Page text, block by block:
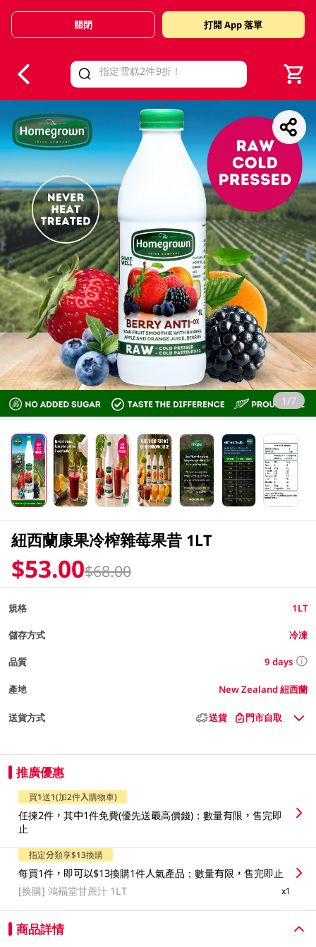
Valid Until 30 June 2026
關閉 打開 App 落單
1/7
紐西蘭康果冷榨雜莓果昔 1LT
$53.00$68.00
規格 1LT
儲存方式 冷凍
品質 9 days
產地 New Zealand 紐西蘭
送貨方式 送貨 門市自取
推廣優惠
買1送1(加2件入購物車)
任揀2件，其中1件免費(優先送最高價錢)；數量有限，售完即
止
指定分類享$13換購
每買1件，即可以$13換購1件人氣產品；數量有限，售完即止
[换購]鴻褔堂甘蔗汁 1LT x1
商品詳情